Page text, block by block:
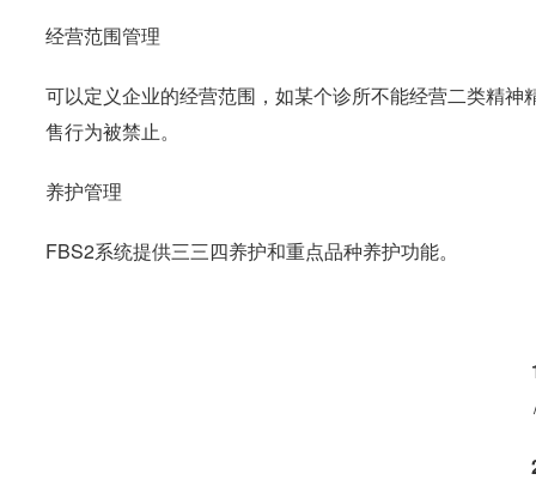
经营范围管理
可以定义企业的经营范围，如某个诊所不能经营二类精
售行为被禁止。
养护管理
FBS2系统提供三三四养护和重点品种养护功能。